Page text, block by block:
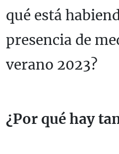
qué está
presencia de
verano 2023?
¿Por qué hay